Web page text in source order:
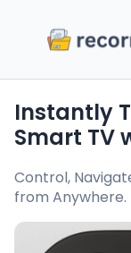
Instantly Take Charge of Your
Smart TV
Control,
from Anywhere.